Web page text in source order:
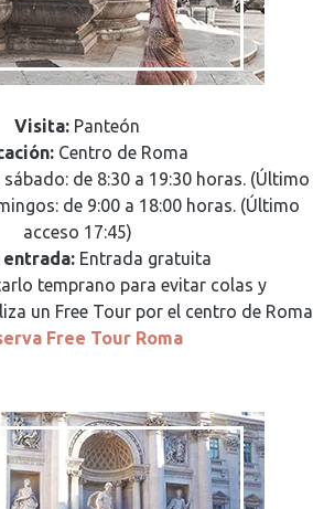
Visita: Panteón
Centro de Roma
sábado: de 8:30 a 19:30 horas. (Último
de 9:00 a 18:00 horas. (Último
acceso 17:45)
Entrada gratuita
temprano para evitar colas y
un Free Tour por el centro de Roma
Free Tour Roma